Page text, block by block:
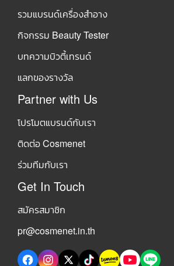
รวมแบรนด์เครื่องสำอาง
กิจกรรม Beauty Tester
บทความบิวตี้เทรนด์
แลกของรางวัล
Partner with Us
โปรโมตแบรนด์กับเรา
ติดต่อ Cosmenet
ร่วมทีมกับเรา
Get In Touch
สมัครสมาชิก
pr@cosmenet.in.th